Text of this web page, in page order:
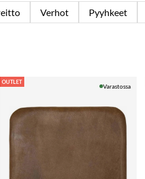
Verhot Pyyhkeet
OUTLET
Varastossa